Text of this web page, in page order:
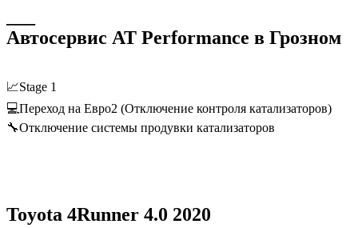
Toyota 4Runner 4.0 2020
📈Stage 1
💻Переход на Евро2 (Отключение контроля катализаторов)
🔧Отключение системы продувки катализаторов
Автосервис AT Performance в Грозном